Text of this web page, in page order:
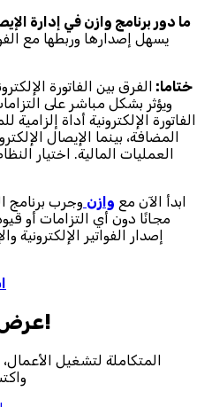
ما دور برنامج وازن في إدارة
يسهل إصدارها وربطها مع
ختاما: الفرق بين الفاتورة
ويؤثر بشكل مباشر على
الفاتورة الإلكترونية أداة
المضافة، بينما الإيصال
العمليات المالية. اختيار
ابدأ الآن مع وازن
مجانًا دون أي التزامات أو
إصدار الفواتير الإلكترونية
احجز‎ عرض توضيحي الآن!